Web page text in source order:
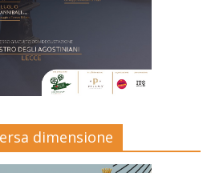
dimensione